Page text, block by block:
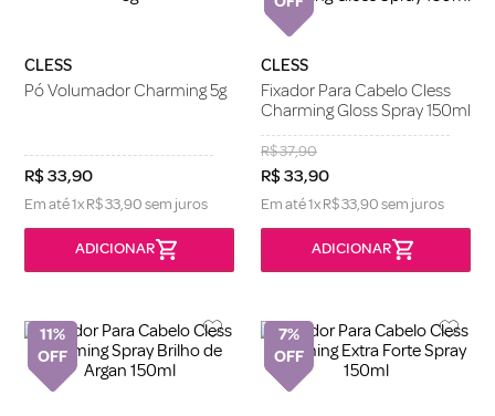
CLESS
Pó Volumador Charming 5g
R$33,90
Em até1xR$33,90sem juros
CLESS
Fixador Para Cabelo Cless
Charming Gloss Spray 150ml
R$37,90
R$33,90
Em até1xR$33,90sem juros
11% 7%